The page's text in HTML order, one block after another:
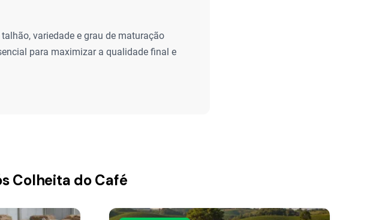
variedade e grau de maturação
para maximizar a qualidade final e
Colheita do Café